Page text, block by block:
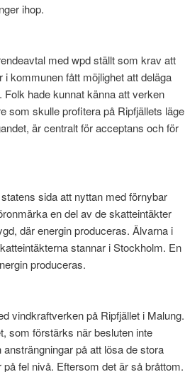
ihop.
med wpd ställt som krav att
kommunen fått möjlighet att deläga
hade kunnat känna att verken
som skulle profitera på Ripfjällets läge
är centralt för acceptans och för
sida att nyttan med förnybar
en del av de skatteintäkter
där energin produceras. Älvarna i
stannar i Stockholm. En
produceras.
vindkraftverken på Ripfjället i Malung.
som förstärks när besluten inte
på att lösa de stora
fel nivå. Eftersom det är så bråttom.